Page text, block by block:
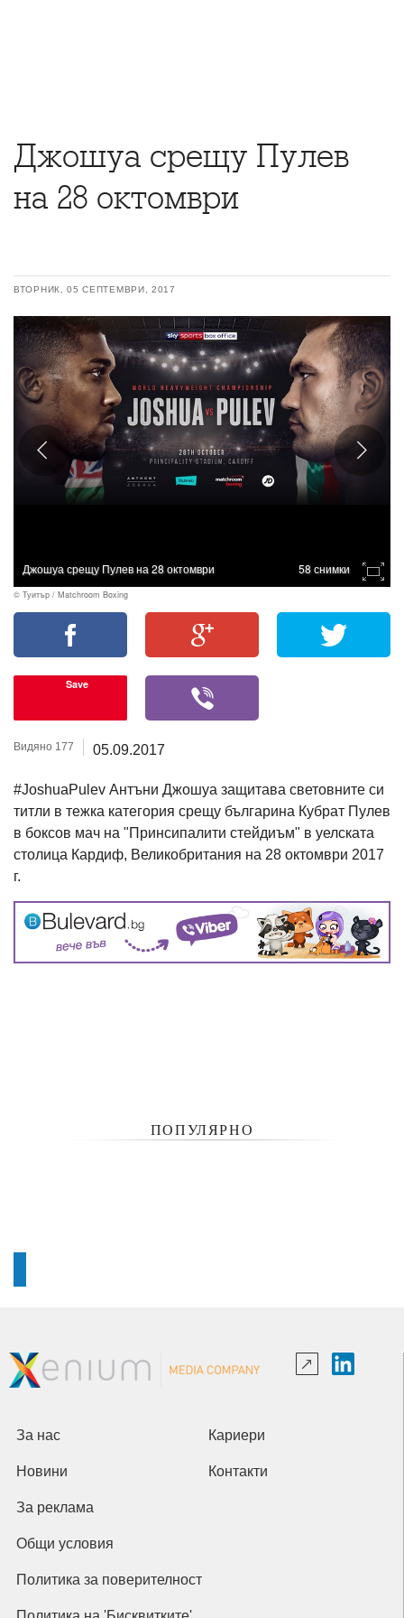
Джошуа срещу Пулев
на 28 октомври
ВТОРНИК, 05 СЕПТЕМВРИ, 2017
Джошуа срещу Пулев на 28 октомври 58 снимки
© Туитър / Matchroom Boxing
Save
Видяно 177 05.09.2017
#JoshuaPulev Антъни Джошуа защитава световните си
титли в тежка категория срещу българина Кубрат Пулев
в боксов мач на "Принсипалити стейдиъм" в уелската
столица Кардиф, Великобритания на 28 октомври 2017
г.
ПОПУЛЯРНО
За нас Кариери
Новини Контакти
За реклама
Общи условия
Политика за поверителност